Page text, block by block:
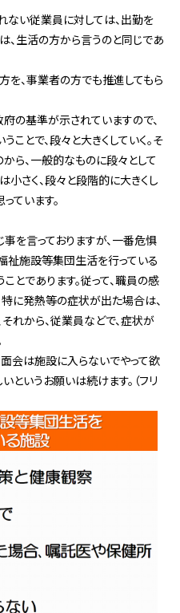
い従業員に対しては、出勤を
、生活の方から言うのと同じであ
を、事業者の方でも推進してもら
府の基準が示されていますので、
とで、段々と大きくしていく。そ
ら、一般的なものに段々として
小さく、段々と段階的に大きくし
ています。
事を言っておりますが、一番危惧
祉施設等集団生活を行っている
とであります。従って、職員の感
に発熱等の症状が出た場合は、
れから、従業員などで、症状が
会は施設に入らないでやって欲
というお願いは続けます。（フリ